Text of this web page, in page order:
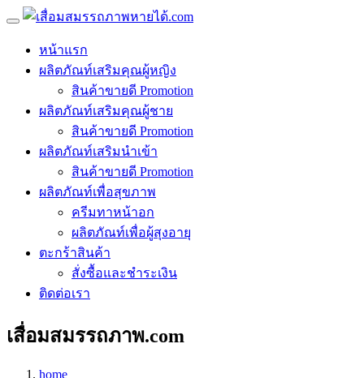
หน้าแรก
ผลิตภัณท์เสริมคุณผู้หญิง
สินค้าขายดี Promotion
ผลิตภัณท์เสริมคุณผู้ชาย
สินค้าขายดี Promotion
ผลิตภัณท์เสริมนำเข้า
สินค้าขายดี Promotion
ผลิตภัณท์เพื่อสุขภาพ
ครีมทาหน้าอก
ผลิตภัณท์เพื่อผู้สุงอายุ
ตะกร้าสินค้า
สั่งซื้อและชำระเงิน
ติดต่อเรา
เสื่อมสมรรถภาพ.com
home